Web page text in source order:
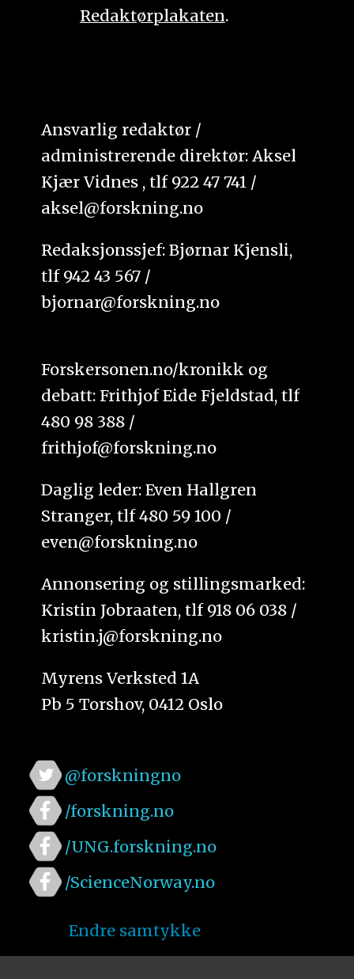
Redaktørplakaten.
Ansvarlig redaktør /
administrerende direktør: Aksel
Kjær Vidnes , tlf 922 47 741 /
aksel@forskning.no
Redaksjonssjef: Bjørnar Kjensli,
tlf 942 43 567 /
bjornar@forskning.no
Forskersonen.no/kronikk og
debatt: Frithjof Eide Fjeldstad, tlf
480 98 388 /
frithjof@forskning.no
Daglig leder: Even Hallgren
Stranger, tlf 480 59 100 /
even@forskning.no
Annonsering og stillingsmarked:
Kristin Jobraaten, tlf 918 06 038 /
kristin.j@forskning.no
Myrens Verksted 1A
Pb 5 Torshov, 0412 Oslo
@forskningno
/forskning.no
/UNG.forskning.no
/ScienceNorway.no
Endre samtykke